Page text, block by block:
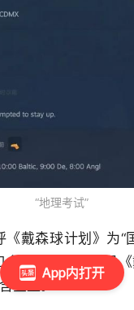
App内打开
“地理考试”
戴森球计划》为“
今，或许已可说是
金量。